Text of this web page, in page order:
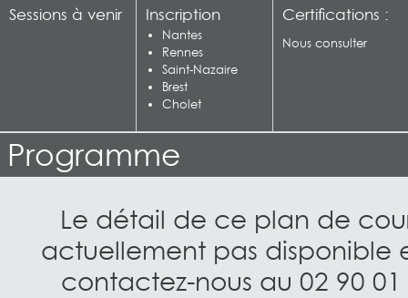
Sessions à venir Inscription
Nantes
Rennes
Saint-Nazaire
Brest
Cholet
Certifications :
Nous consulter
Programme
Le détail de ce plan de
actuellement pas disponible
contactez-nous au 02 90